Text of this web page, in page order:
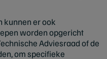
kunnen er ook
worden opgericht
Adviesraad of de
om specifieke